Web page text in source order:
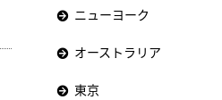
ニューヨーク
オーストラリア
東京